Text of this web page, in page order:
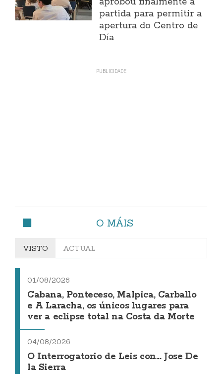
partida para permitir a
apertura do Centro de
Día
O MÁIS
VISTO ACTUAL
01/08/2026
Cabana, Ponteceso, Malpica, Carballo
e A Laracha, os únicos lugares para
ver a eclipse total na Costa da Morte
04/08/2026
O Interrogatorio de Leis con... Jose De
la Sierra